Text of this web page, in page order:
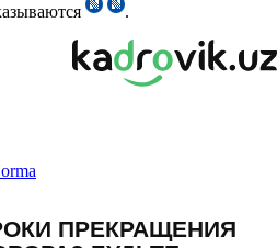
.
ПРЕКРАЩЕНИЯ